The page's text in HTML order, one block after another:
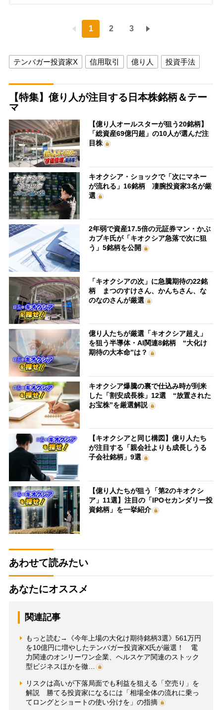
1 2 3
テンバガー投資家X 信用取引 億り人 投資手法
【特集】億り人が注目する日本株銘柄＆テー
マ
【億り人オールスターが狙う20銘柄】
「総資産69億円超」の10人が選んだ注
目株
キオクシア・ショックで「次にマネー
が流れる」16銘柄 凄腕投資家3名が厳
選
2年弱で資産17.5倍の元証券マン・かぶ
カブキ氏が「キオクシア急落で次に狙
う」5銘柄を公開
「キオクシアの次」に急騰期待の22銘
柄 まつのすけさん、かんちさん、な
のなのさんが厳選
億り人たちが厳選「キオクシア超え」
を狙う半導体・AI関連8銘柄 “大化け
期待の大本命”は？
キオクシア爆騰の裏で仕込み時が到来
した「割安成長株」12選 “放置された
お宝株”を厳選解説
【キオクシアと同じ構図】億り人たち
が注目する「親会社よりも成長しうる
子会社銘柄」9選
【億り人たちが狙う「第2のキオクシ
ア」11選】注目の「IPOセカンダリー投
資銘柄」を一挙紹介
あわせて読みたい
あなたにオススメ
関連記事
もっと読む→《今年上場の大化け期待銘柄3選》561万円
を10億円に増やしたテンバガー投資家X氏が厳選！ 電
力関連のオンリーワン企業、ヘルスケア関連のストック
型ビジネスほかを徹…
リスクは高いが下落局面でも利益を狙える「空売り」を
解説 勝てる投資家になるには「相場全体の流れに乗っ
てロングとショートの使い分けを」の指摘